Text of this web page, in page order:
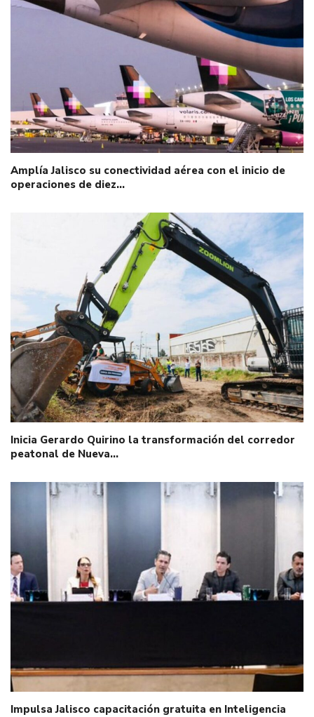
Amplía Jalisco su conectividad aérea con el inicio de
operaciones de diez…
Inicia Gerardo Quirino la transformación del corredor
peatonal de Nueva…
Impulsa Jalisco capacitación gratuita en Inteligencia